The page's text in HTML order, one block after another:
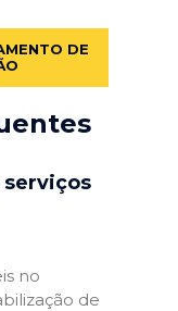
DE
serviços
no
de